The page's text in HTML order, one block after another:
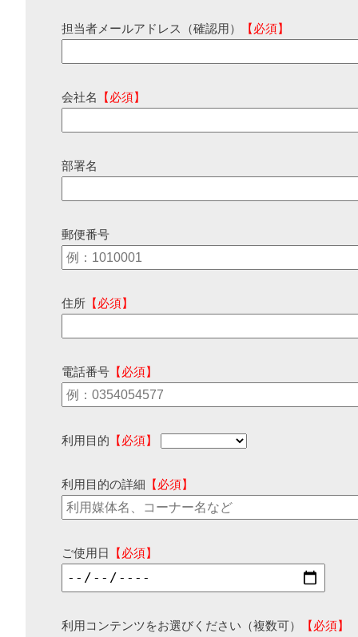
担当者メールアドレス（確認用） 【必須】
会社名 【必須】
部署名
郵便番号
住所 【必須】
電話番号 【必須】
利用目的 【必須】
利用目的の詳細 【必須】
ご使用日 【必須】
利用コンテンツをお選びください（複数可）
【必須】